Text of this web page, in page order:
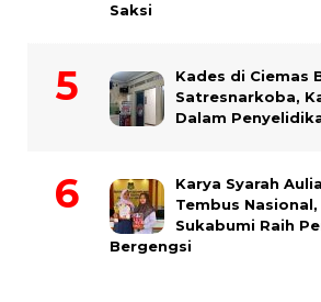
Saksi
Kades di Ciemas
Satresnarkoba,
Dalam
Karya Syarah
Tembus Nasional,
Sukabumi Raih
Bergengsi